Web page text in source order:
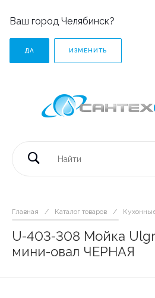
Ваш город Челябинск?
ДА ИЗМЕНИТЬ
Главная / Каталог товаров /
U-403-308 Мойка
мини-овал ЧЕРНАЯ